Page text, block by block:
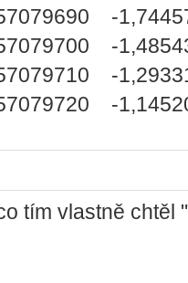
-
-
-
-
tím vlastně chtěl